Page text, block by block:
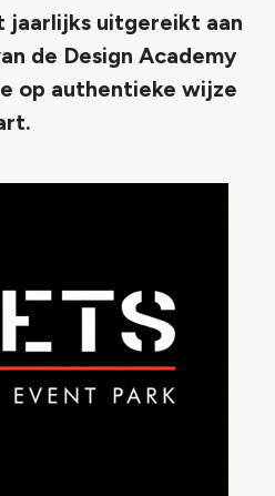
jaarlijks uitgereikt aan
de Design Academy
op authentieke wijze